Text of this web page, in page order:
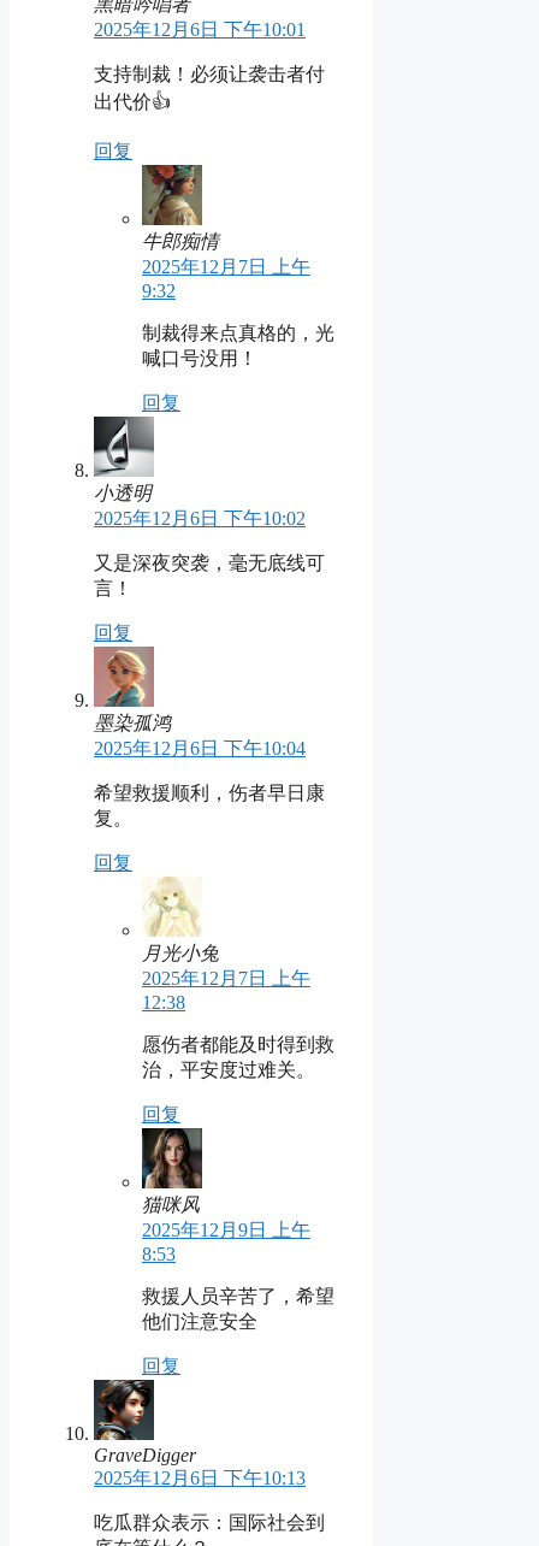
2025年12月6日 下午10:01
支持制裁！必须让袭击者付
出代价👍
回复
牛郎痴情
2025年12月7日 上午
9:32
制裁得来点真格的，光
喊口号没用！
回复
小透明
2025年12月6日 下午10:02
又是深夜突袭，毫无底线可
言！
回复
墨染孤鸿
2025年12月6日 下午10:04
希望救援顺利，伤者早日康
复。
回复
月光小兔
2025年12月7日 上午
12:38
愿伤者都能及时得到救
治，平安度过难关。
回复
猫咪风
2025年12月9日 上午
8:53
救援人员辛苦了，希望
他们注意安全
回复
GraveDigger
2025年12月6日 下午10:13
吃瓜群众表示：国际社会到